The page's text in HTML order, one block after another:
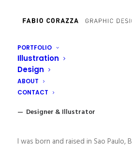
PORTFOLIO
Illustration
Design
ABOUT
CONTACT
Fabio Corazza
— Designer & Illustrator
I was born and raised in Sao Paulo,